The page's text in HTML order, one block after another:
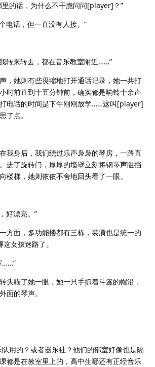
里的话，为什么不干脆问问[player]？”
电话，但一直没有人接。”
转来转去，都在音乐教室附近……”
，她则有些畏缩地打开通话记录，她一共打
时前直到十五分钟前，确实都是响铃十余声
电话的时间是下午刚刚放学……这叫[player]
了点。
我身后，我们绕过乐声袅袅的琴房，一路直
进了旋转门，厚厚的墙壁立刻将钢琴声阻挡
楼梯，她则依依不舍地回头看了一眼。
好漂亮。”
方面，多功能楼都有三栋，装潢也是统一的
女孩迷路了。
……”
头瞄了她一眼，她一只手抓着斗篷的帽沿，
面的琴声。
用的？或者器乐社？他们的部室好像也是隔
是在教室里上的，高中生哪还有正经音乐